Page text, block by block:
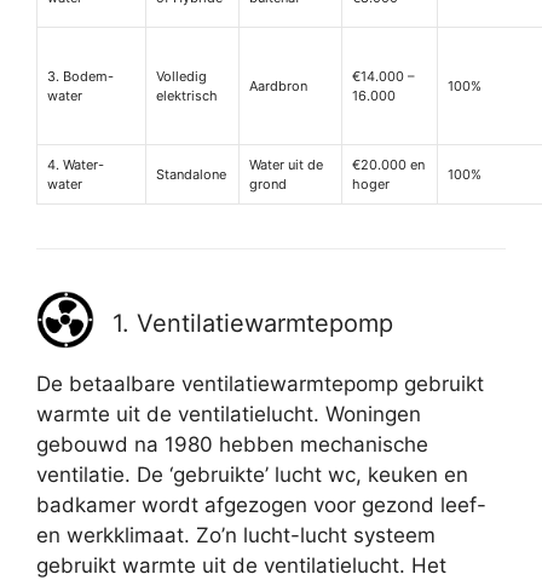
3. Bodem-
water
Volledig
elektrisch
Aardbron
€14.000 –
16.000
100%
4. Water-
water
Standalone
Water uit de
grond
€20.000 en
hoger
100%
1. Ventilatiewarmtepomp
De betaalbare ventilatiewarmtepomp gebruikt
warmte uit de ventilatielucht. Woningen
gebouwd na 1980 hebben mechanische
ventilatie. De ‘gebruikte’ lucht wc, keuken en
badkamer wordt afgezogen voor gezond leef-
en werkklimaat. Zo’n lucht-lucht systeem
gebruikt warmte uit de ventilatielucht. Het